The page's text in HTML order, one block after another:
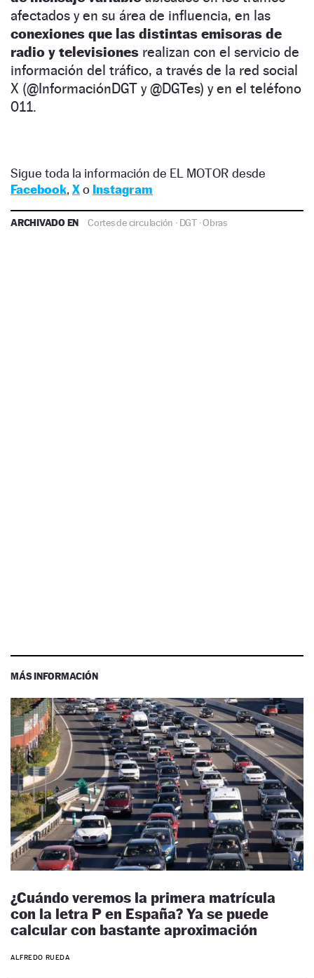
afectados y en su área de influencia, en las
conexiones que las distintas emisoras de
radio y televisiones realizan con el servicio de
información del tráfico, a través de la red social
X (@InformaciónDGT y @DGTes) y en el teléfono
011.
Sigue toda la información de EL MOTOR desde
Facebook, Xo Instagram
ARCHIVADO EN Cortes de circulación · DGT·Obras
MÁS INFORMACIÓN
¿Cuándo veremos la primera matrícula
con la letra P en España? Ya se puede
calcular con bastante aproximación
ALFREDO RUEDA